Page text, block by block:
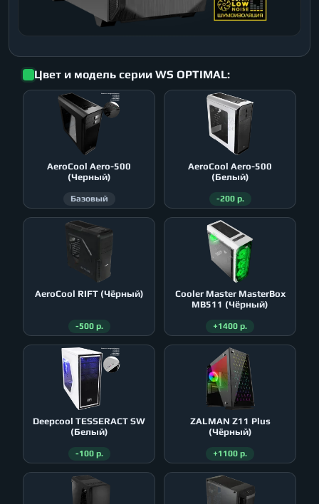
Цвет и модель серии WS OPTIMAL:
AeroСool Aero-500
(Черный)
Базовый
AeroСool Aero-500
(Белый)
-200 р.
AeroСool RIFT (Чёрный)
-500 р.
Cooler Master MasterBox
MB511 (Чёрный)
+1400 р.
Deepcool TESSERACT SW
(Белый)
-100 р.
ZALMAN Z11 Plus
(Чёрный)
+1100 р.